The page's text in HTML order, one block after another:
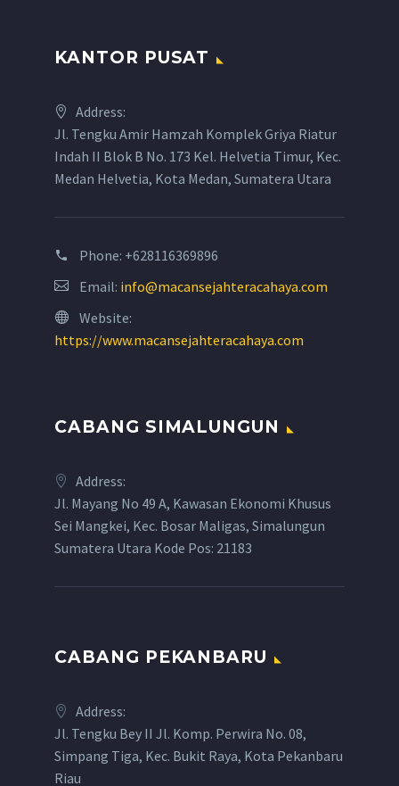
KANTOR PUSAT
Address:
Jl. Tengku Amir Hamzah Komplek Griya Riatur
Indah II Blok B No. 173 Kel. Helvetia Timur, Kec.
Medan Helvetia, Kota Medan, Sumatera Utara
Phone: +628116369896
Email: info@macansejahteracahaya.com
Website:
https://www.macansejahteracahaya.com
CABANG SIMALUNGUN
Address:
Jl. Mayang No 49 A, Kawasan Ekonomi Khusus
Sei Mangkei, Kec. Bosar Maligas, Simalungun
Sumatera Utara Kode Pos: 21183
CABANG PEKANBARU
Address:
Jl. Tengku Bey II Jl. Komp. Perwira No. 08,
Simpang Tiga, Kec. Bukit Raya, Kota Pekanbaru
Riau